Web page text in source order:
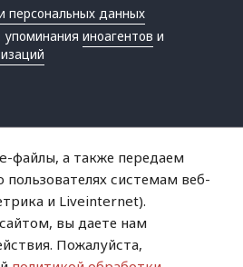
персональных данных
упоминанияиноагентов и
файлы, а также передаем
пользователях системам веб-
и Liveinternet).
вы даете нам
Пожалуйста,